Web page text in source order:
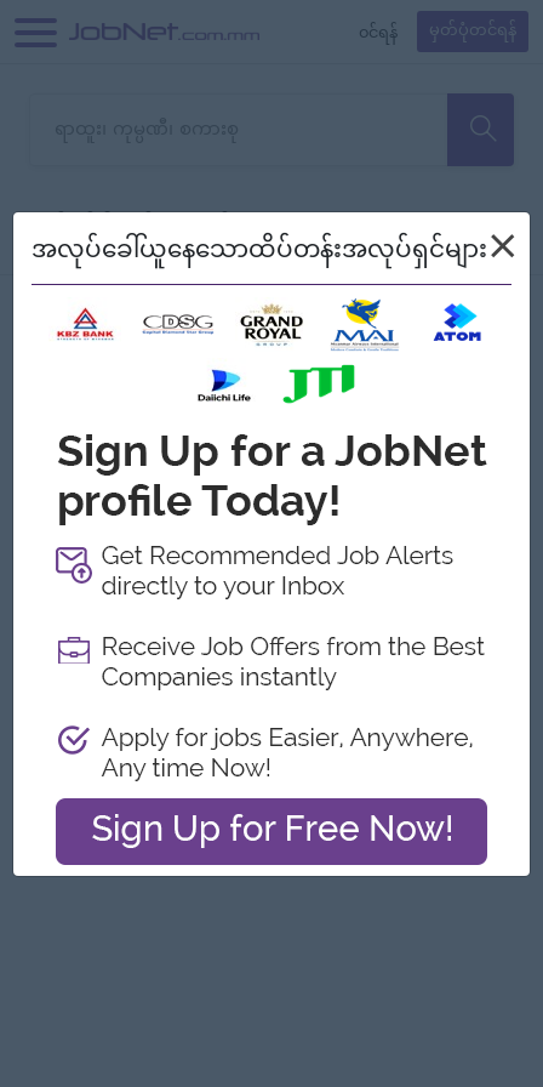
၀င်ရန် မှတ်ပုံတင်ရန်
သော အလုပ်မရှိသေးပါ။
စစ်ရန် စဉ်၍ကြည့်မည်
Jobs
အလုပ်ခေါ်ယူနေသောထိပ်တန်းအလုပ်ရှင်များ×